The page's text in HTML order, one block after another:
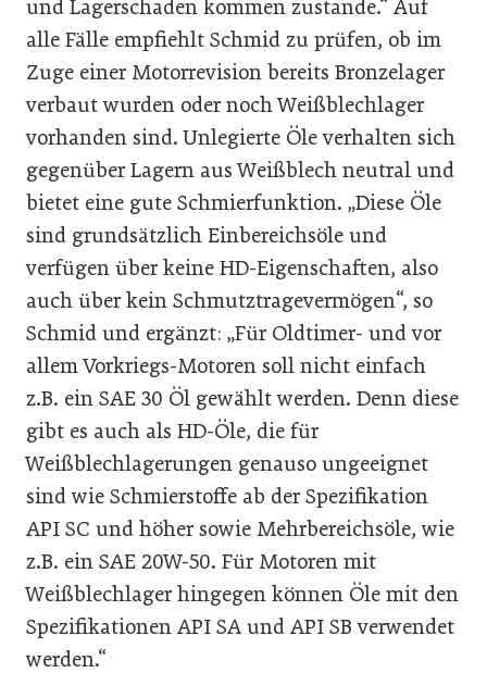
und Lagerschaden kommen zustande.“ Auf
alle Fälle empfiehlt Schmid zu prüfen, ob im
Zuge einer Motorrevision bereits Bronzelager
verbaut wurden oder noch Weißblechlager
vorhanden sind. Unlegierte Öle verhalten sich
gegenüber Lagern aus Weißblech neutral und
bietet eine gute Schmierfunktion. „Diese Öle
sind grundsätzlich Einbereichsöle und
verfügen über keine HD-Eigenschaften, also
auch über kein Schmutztragevermögen“, so
Schmid und ergänzt: „Für Oldtimer- und vor
allem Vorkriegs-Motoren soll nicht einfach
z.B. ein SAE 30 Öl gewählt werden. Denn diese
gibt es auch als HD-Öle, die für
Weißblechlagerungen genauso ungeeignet
sind wie Schmierstoffe ab der Spezifikation
API SC und höher sowie Mehrbereichsöle, wie
z.B. ein SAE 20W-50. Für Motoren mit
Weißblechlager hingegen können Öle mit den
Spezifikationen API SA und API SB verwendet
werden.“